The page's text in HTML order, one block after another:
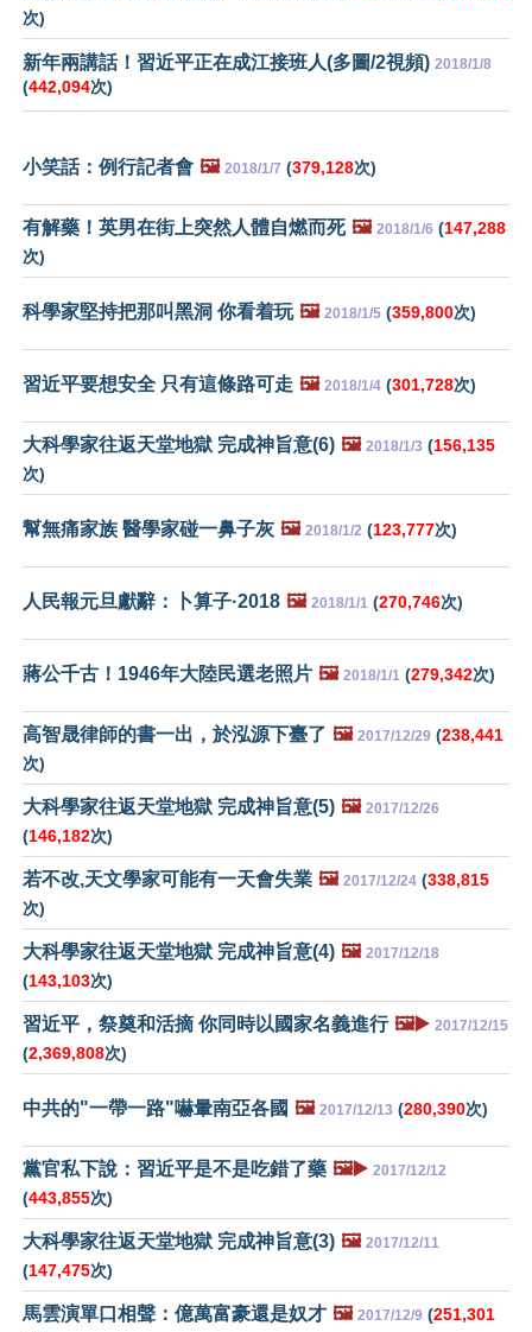
次)
新年兩講話！習近平正在成江接班人(多圖/2視頻) 2018/1/8
(442,094次)
小笑話：例行記者會 🖼️ 2018/1/7 (379,128次)
有解藥！英男在街上突然人體自燃而死 🖼️ 2018/1/6 (147,288
次)
科學家堅持把那叫黑洞 你看着玩 🖼️ 2018/1/5 (359,800次)
習近平要想安全 只有這條路可走 🖼️ 2018/1/4 (301,728次)
大科學家往返天堂地獄 完成神旨意(6) 🖼️ 2018/1/3 (156,135
次)
幫無痛家族 醫學家碰一鼻子灰 🖼️ 2018/1/2 (123,777次)
人民報元旦獻辭：卜算子·2018 🖼️ 2018/1/1 (270,746次)
蔣公千古！1946年大陸民選老照片 🖼️ 2018/1/1 (279,342次)
高智晟律師的書一出，於泓源下臺了 🖼️ 2017/12/29 (238,441
次)
大科學家往返天堂地獄 完成神旨意(5) 🖼️ 2017/12/26
(146,182次)
若不改,天文學家可能有一天會失業 🖼️ 2017/12/24 (338,815
次)
大科學家往返天堂地獄 完成神旨意(4) 🖼️ 2017/12/18
(143,103次)
習近平，祭奠和活摘 你同時以國家名義進行 🖼️▶️ 2017/12/15
(2,369,808次)
中共的"一帶一路"嚇暈南亞各國 🖼️ 2017/12/13 (280,390次)
黨官私下說：習近平是不是吃錯了藥 🖼️▶️ 2017/12/12
(443,855次)
大科學家往返天堂地獄 完成神旨意(3) 🖼️ 2017/12/11
(147,475次)
馬雲演單口相聲：億萬富豪還是奴才 🖼️ 2017/12/9 (251,301